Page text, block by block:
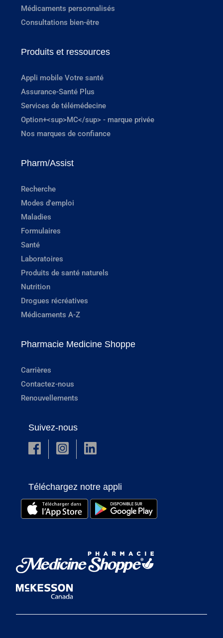
Médicaments personnalisés
Consultations bien-être
Produits et ressources
Appli mobile Votre santé
Assurance-Santé Plus
Services de télémédecine
Option+<sup>MC</sup> - marque privée
Nos marques de confiance
Pharm/Assist
Recherche
Modes d'emploi
Maladies
Formulaires
Santé
Laboratoires
Produits de santé naturels
Nutrition
Drogues récréatives
Médicaments A-Z
Pharmacie Medicine Shoppe
Carrières
Contactez-nous
Renouvellements
Suivez-nous
Téléchargez notre appli